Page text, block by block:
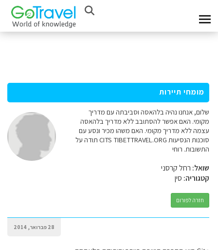
מומחי תיירות
שלום, אנחנו נהיה בלהאסה וסביבתה עם מדריך
מקומי. האם אפשר להסתובב ללא מדריך בלהאסה
עצמה ללא מדריך מקומי. האם משהו מכיר ונסע עם
סוכנות הנסיעות CITS TIBETTRAVEL.ORG תודה על
התשובות. רוחי
שואל: רחל קרסני
קטגוריה: סין
חזרה לפורום
28 פברואר, 2014